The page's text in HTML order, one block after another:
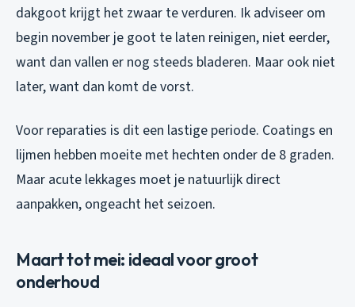
dakgoot krijgt het zwaar te verduren. Ik adviseer om
begin november je goot te laten reinigen, niet eerder,
want dan vallen er nog steeds bladeren. Maar ook niet
later, want dan komt de vorst.
Voor reparaties is dit een lastige periode. Coatings en
lijmen hebben moeite met hechten onder de 8 graden.
Maar acute lekkages moet je natuurlijk direct
aanpakken, ongeacht het seizoen.
Maart tot mei: ideaal voor groot
onderhoud